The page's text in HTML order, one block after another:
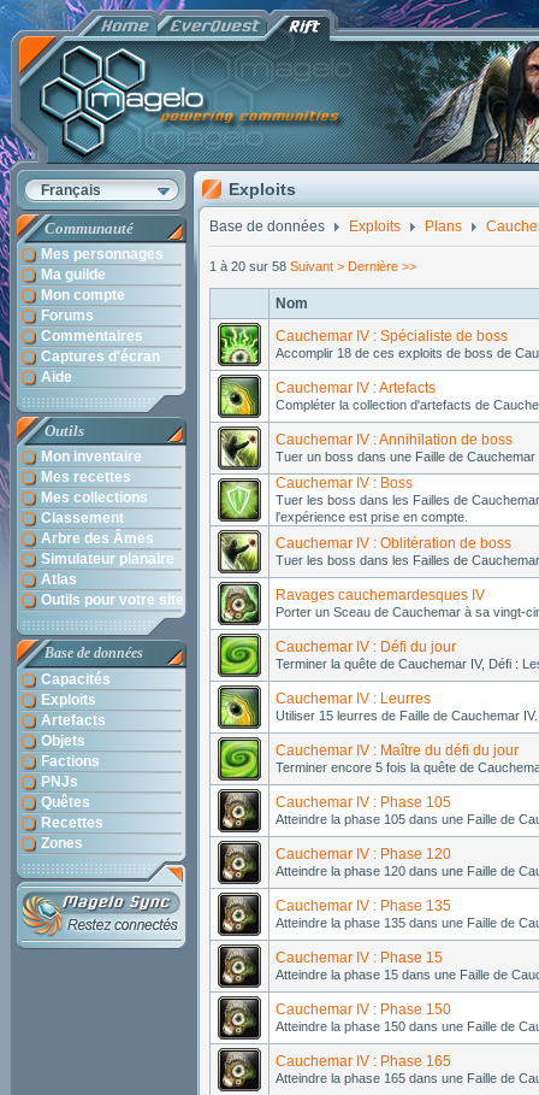
Français
Communauté
Mes personnages
Ma guilde
Mon compte
Forums
Commentaires
Captures d'écran
Aide
Outils
Mon inventaire
Mes recettes
Mes collections
Classement
Arbre des Âmes
Simulateur planaire
Atlas
Outils pour votre site
Base de données
Capacités
Exploits
Artefacts
Objets
Factions
PNJs
Quêtes
Recettes
Zones
Exploits
Base de données Exploits Plans
1 à 20 sur 58 Suivant > Dernière >>
Nom
Cauchemar IV : Spécialiste de boss
Accomplir 18 de ces exploits de boss de
Cauchemar IV : Artefacts
Compléter la collection d'artefacts de
Cauchemar IV : Annihilation de boss
Tuer un boss dans une Faille de
Cauchemar IV : Boss
Tuer les boss dans les Failles de
l'expérience est prise en compte.
Cauchemar IV : Oblitération de boss
Tuer les boss dans les Failles de
Ravages cauchemardesques IV
Porter un Sceau de Cauchemar à sa vingt-
Cauchemar IV : Défi du jour
Terminer la quête de Cauchemar IV, Défi :
Cauchemar IV : Leurres
Utiliser 15 leurres de Faille de Cauchemar IV.
Cauchemar IV : Maître du défi du jour
Terminer encore 5 fois la quête de
Cauchemar IV : Phase 105
Atteindre la phase 105 dans une Faille de
Cauchemar IV : Phase 120
Atteindre la phase 120 dans une Faille de
Cauchemar IV : Phase 135
Atteindre la phase 135 dans une Faille de
Cauchemar IV : Phase 15
Atteindre la phase 15 dans une Faille de
Cauchemar IV : Phase 150
Atteindre la phase 150 dans une Faille de
Cauchemar IV : Phase 165
Atteindre la phase 165 dans une Faille de